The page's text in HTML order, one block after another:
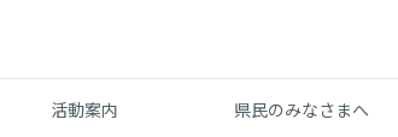
活動案内 県民のみなさまへ